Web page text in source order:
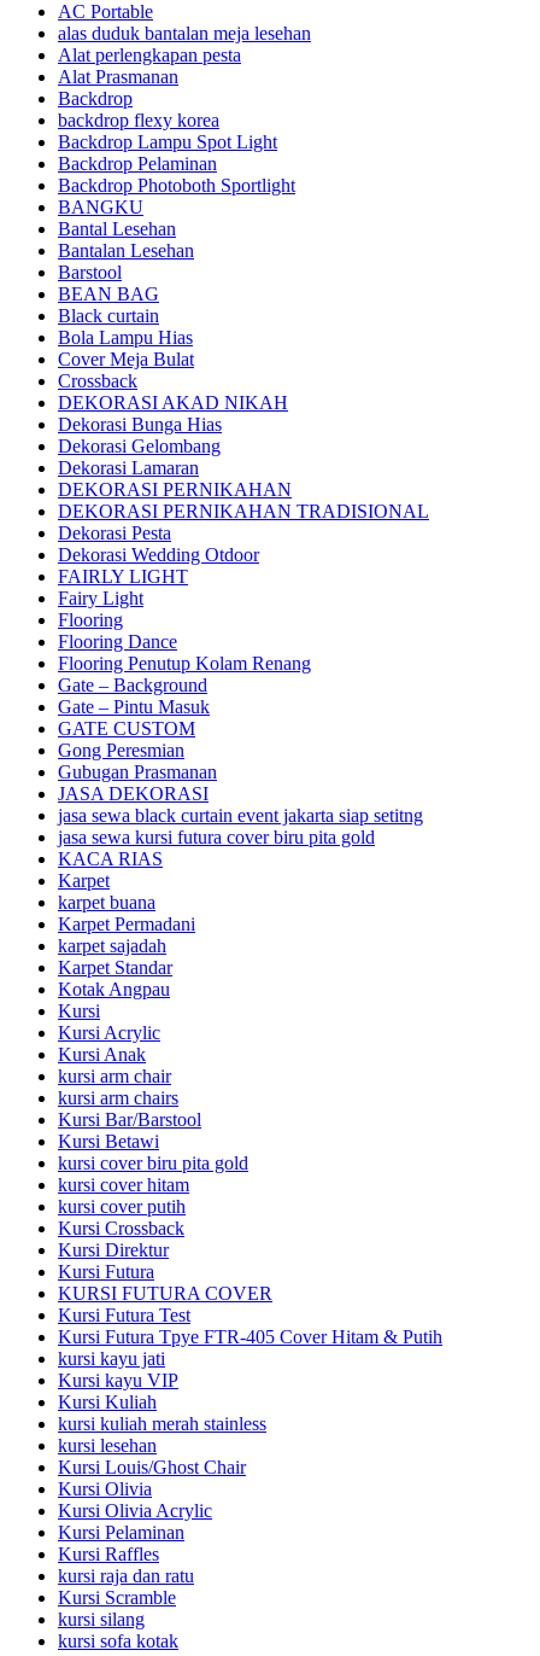
AC Portable
alas duduk bantalan meja lesehan
Alat perlengkapan pesta
Alat Prasmanan
Backdrop
backdrop flexy korea
Backdrop Lampu Spot Light
Backdrop Pelaminan
Backdrop Photoboth Sportlight
BANGKU
Bantal Lesehan
Bantalan Lesehan
Barstool
BEAN BAG
Black curtain
Bola Lampu Hias
Cover Meja Bulat
Crossback
DEKORASI AKAD NIKAH
Dekorasi Bunga Hias
Dekorasi Gelombang
Dekorasi Lamaran
DEKORASI PERNIKAHAN
DEKORASI PERNIKAHAN TRADISIONAL
Dekorasi Pesta
Dekorasi Wedding Otdoor
FAIRLY LIGHT
Fairy Light
Flooring
Flooring Dance
Flooring Penutup Kolam Renang
Gate – Background
Gate – Pintu Masuk
GATE CUSTOM
Gong Peresmian
Gubugan Prasmanan
JASA DEKORASI
jasa sewa black curtain event jakarta siap setitng
jasa sewa kursi futura cover biru pita gold
KACA RIAS
Karpet
karpet buana
Karpet Permadani
karpet sajadah
Karpet Standar
Kotak Angpau
Kursi
Kursi Acrylic
Kursi Anak
kursi arm chair
kursi arm chairs
Kursi Bar/Barstool
Kursi Betawi
kursi cover biru pita gold
kursi cover hitam
kursi cover putih
Kursi Crossback
Kursi Direktur
Kursi Futura
KURSI FUTURA COVER
Kursi Futura Test
Kursi Futura Tpye FTR-405 Cover Hitam & Putih
kursi kayu jati
Kursi kayu VIP
Kursi Kuliah
kursi kuliah merah stainless
kursi lesehan
Kursi Louis/Ghost Chair
Kursi Olivia
Kursi Olivia Acrylic
Kursi Pelaminan
Kursi Raffles
kursi raja dan ratu
Kursi Scramble
kursi silang
kursi sofa kotak